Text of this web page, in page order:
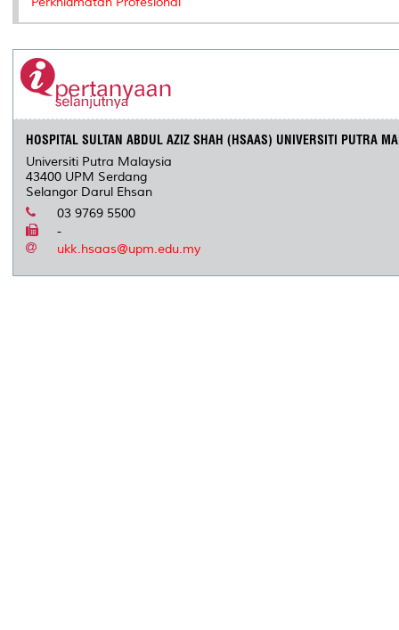
HOSPITAL SULTAN ABDUL AZIZ SHAH (HSAAS) UNIVERSITI PUTRA
Universiti Putra Malaysia
43400 UPM Serdang
Selangor Darul Ehsan
03 9769 5500
-
ukk.hsaas@upm.edu.my